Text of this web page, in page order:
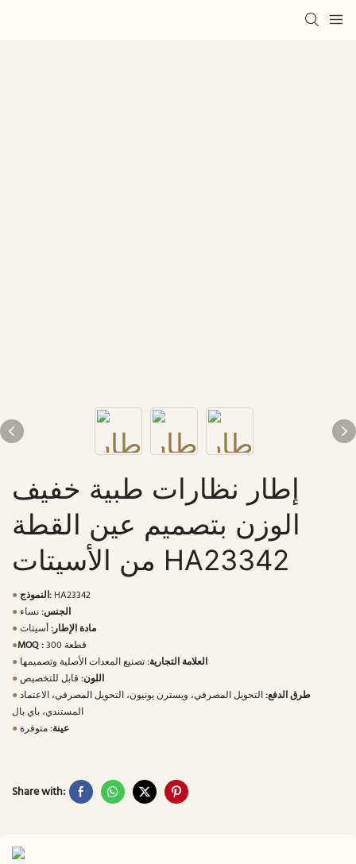
إطار نظارات طبية خفيف
الوزن بتصميم عين القطة
من الأسيتات HA23342
● النموذج: HA23342
●
الجنس:نساء
●
مادة الإطار:أسيتات
●MOQ :
300 قطعة
●
العلامة التجارية:تصنيع المعدات الأصلية وتصميمها
●
اللون: قابل للتخصيص
●
طرق الدفع:التحويل المصرفي، ويسترن يونيون، التحويل المصرفي، الاعتماد
المستندي، باي بال
●
عينة:متوفرة
Share with: